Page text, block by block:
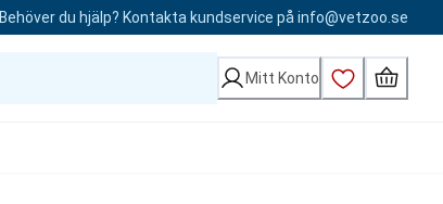
Behöver du hjälp? Kontakta kundservice på info@vetzoo.se
Mitt Konto